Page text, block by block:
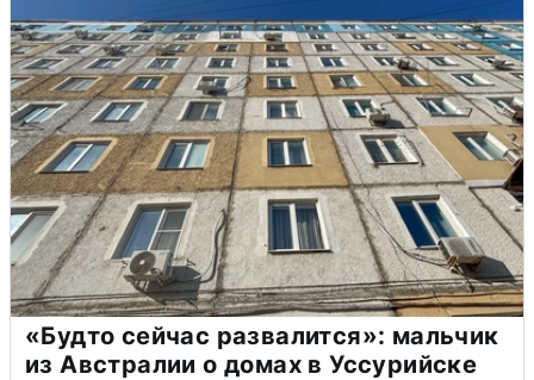
«Будто сейчас развалится»: мальчик
из Австралии о домах в Уссурийске